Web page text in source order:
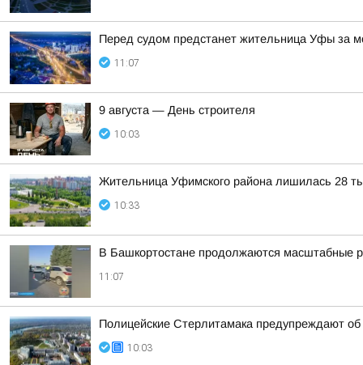
Перед судом предстанет жительница Уфы за
11:07
9 августа — День строителя
10:03
Жительница Уфимского района лишилась 28
10:33
В Башкортостане продолжаются масштабные
11:07
Полицейские Стерлитамака предупреждают
10:03